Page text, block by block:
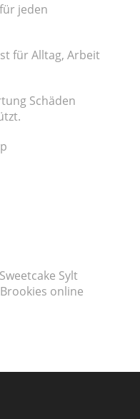
jeden
für Alltag, Arbeit
Schäden
Sweetcake Sylt
online